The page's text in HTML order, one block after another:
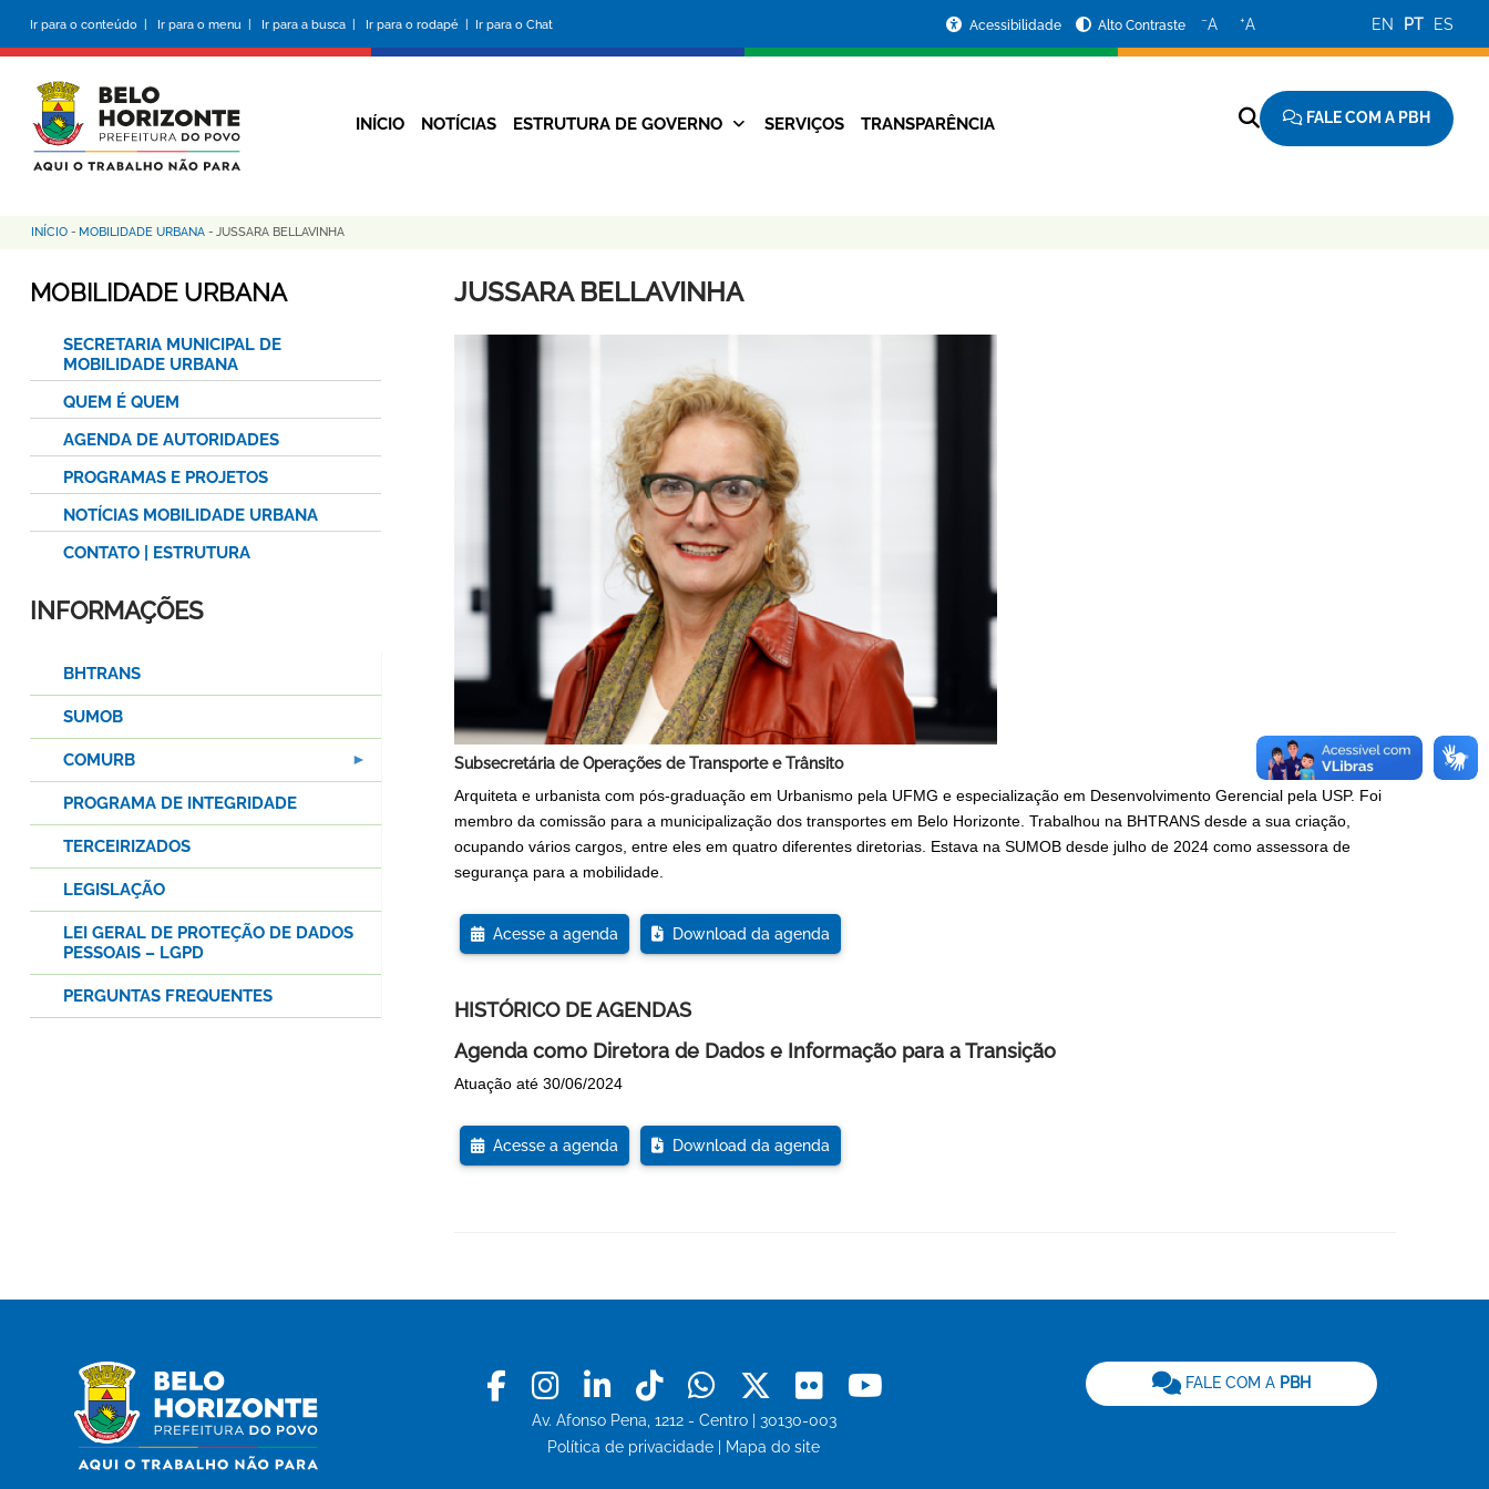
conteúdo
principal
Ir para o conteúdo | Ir para o menu | Ir para a busca | Ir para o rodapé | Ir para o Chat
da
Prefeitura
Acessibilidade Alto Contraste −A +A EN PT ES
Navegação
INÍCIO NOTÍCIAS ESTRUTURA DE GOVERNO SERVIÇOS TRANSPARÊNCIA FALE COM A PBH
Trilha
de
INÍCIO - MOBILIDADE URBANA - JUSSARA BELLAVINHA
JUSSARA BELLAVINHA
Subsecretária de Operações de Transporte e Trânsito
Arquiteta e urbanista com pós-graduação em Urbanismo pela UFMG e especialização em Desenvolvimento Gerencial pela USP. Foi
membro da comissão para a municipalização dos transportes em Belo Horizonte. Trabalhou na BHTRANS desde a sua criação,
ocupando vários cargos, entre eles em quatro diferentes diretorias. Estava na SUMOB desde julho de 2024 como assessora de
segurança para a mobilidade.
Acesse a agenda Download da agenda
HISTÓRICO DE AGENDAS
Agenda como Diretora de Dados e Informação para a Transição
Atuação até 30/06/2024
Acesse a agenda Download da agenda
MOBILIDADE URBANA
SECRETARIA MUNICIPAL DE
MOBILIDADE URBANA
QUEM É QUEM
AGENDA DE AUTORIDADES
PROGRAMAS E PROJETOS
NOTÍCIAS MOBILIDADE URBANA
CONTATO | ESTRUTURA
INFORMAÇÕES
BHTRANS
SUMOB
COMURB
PROGRAMA DE INTEGRIDADE
TERCEIRIZADOS
LEGISLAÇÃO
LEI GERAL DE PROTEÇÃO DE DADOS
PESSOAIS – LGPD
PERGUNTAS FREQUENTES
Facebook
Instagram
LinkedinTiktokWhatsapp
X Flickr
Av. Afonso Pena, 1212 - Centro | 30130-003
Política de privacidade
Mapa do site
FALE COM A PBH